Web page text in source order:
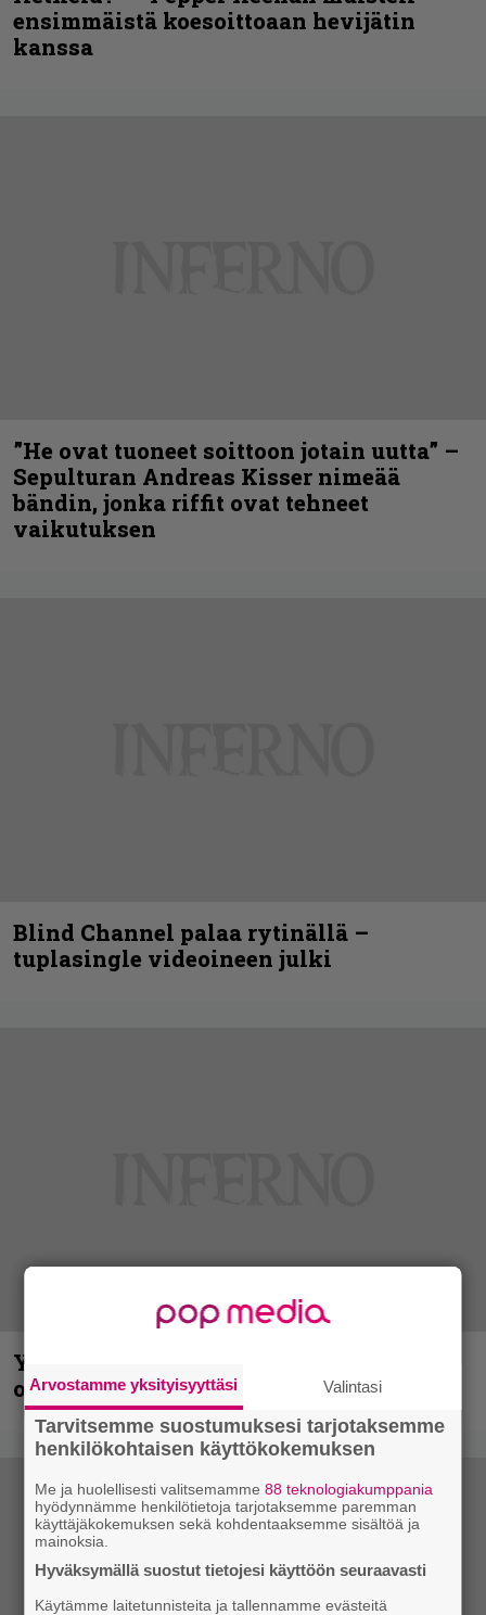
ensimmäistä koesoittoaan hevijätin
kanssa
”He ovat tuoneet soittoon jotain uutta” –
Sepulturan Andreas Kisser nimeää
bändin, jonka riffit ovat tehneet
vaikutuksen
Blind Channel palaa rytinällä –
tuplasingle videoineen julki
Yngwie Malmsteen iskee jälleen – Now
or Never -single tulevalta levyltä julki
Arvostamme yksityisyyttäsi Valintasi
Tarvitsemme suostumuksesi tarjotaksemme
henkilökohtaisen käyttökokemuksen
Me ja huolellisesti valitsemamme88 teknologiakumppania
hyödynnämme henkilötietoja tarjotaksemme paremman
käyttäjäkokemuksen sekä kohdentaaksemme sisältöä ja
mainoksia.
Hyväksymällä suostut tietojesi käyttöön seuraavasti
Käytämme laitetunnisteita ja tallennamme evästeitä